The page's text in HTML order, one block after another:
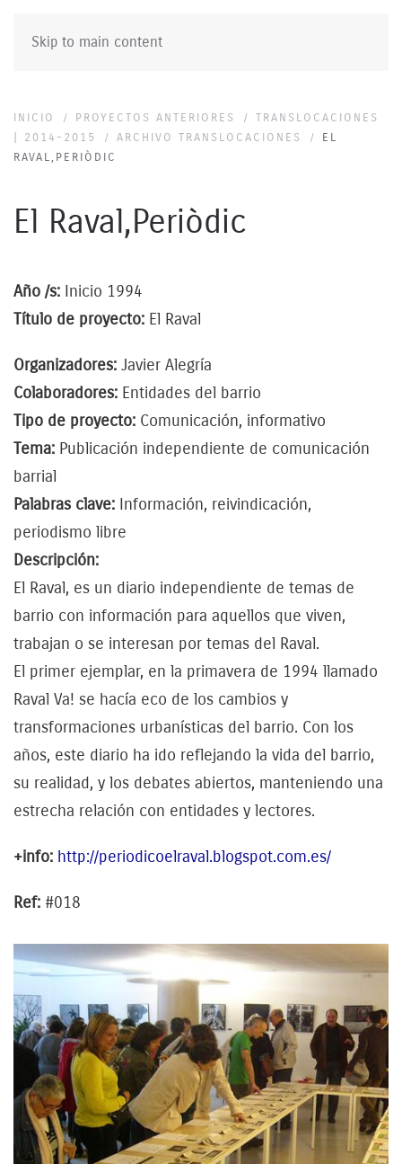
Skip to main content
INICIO PROYECTOS ANTERIORES
TRANSLOCACIONES
| 2014-2015
ARCHIVO TRANSLOCACIONES
EL
RAVAL,PERIÒDIC
El Raval,Periòdic
Año /s: Inicio 1994
Título de proyecto: El Raval
Organizadores: Javier Alegría
Colaboradores: Entidades del barrio
Tipo de proyecto: Comunicación, informativo
Tema: Publicación independiente de comunicación
barrial
Palabras clave: Información, reivindicación,
periodismo libre
Descripción:
El Raval, es un diario independiente de temas de
barrio con información para aquellos que viven,
trabajan o se interesan por temas del Raval.
El primer ejemplar, en la primavera de 1994 llamado
Raval Va! se hacía eco de los cambios y
transformaciones urbanísticas del barrio. Con los
años, este diario ha ido reflejando la vida del barrio,
su realidad, y los debates abiertos, manteniendo una
estrecha relación con entidades y lectores.
+info: http://periodicoelraval.blogspot.com.es/
Ref: #018